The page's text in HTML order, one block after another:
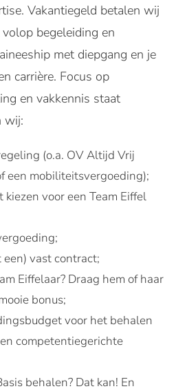
Vakantiegeld betalen wij
begeleiding en
met diepgang en je
carrière. Focus op
en vakkennis staat
wij:
(o.a. OV Altijd Vrij
een mobiliteitsvergoeding);
voor een Team Eiffel
vast contract;
Eiffelaar? Draag hem of haar
bonus;
voor het behalen
competentiegerichte
behalen? Dat kan! En